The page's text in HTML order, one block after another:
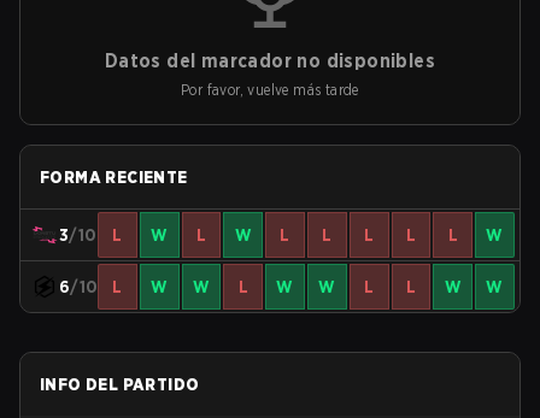
Datos del marcador no disponibles
Por favor, vuelve más tarde
FORMA RECIENTE
3/10 L W L W L L L L L W
6/10 L W W L W W L L W W
INFO DEL PARTIDO